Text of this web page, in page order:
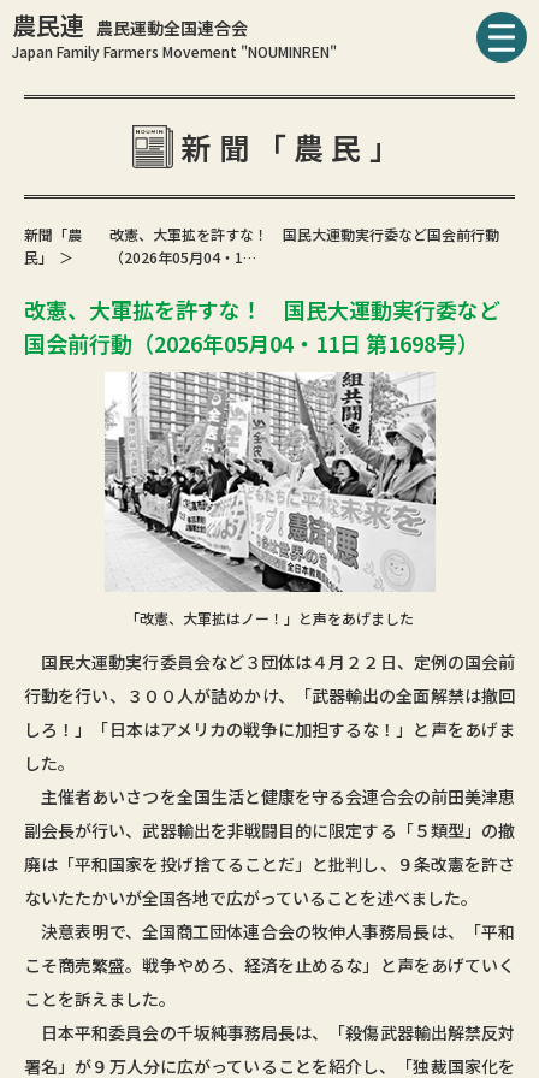
農民連 農民運動全国連合会
Japan Family Farmers Movement "NOUMINREN"
新聞「農民」
新聞「農
民」
改憲、大軍拡を許すな！ 国民大運動実行委など国会前行動
（2026年05月04・1…
改憲、大軍拡を許すな！ 国民大運動実行委など
国会前行動（2026年05月04・11日 第1698号）
「改憲、大軍拡はノー！」と声をあげました
国民大運動実行委員会など３団体は４月２２日、定例の国会前
行動を行い、３００人が詰めかけ、「武器輸出の全面解禁は撤回
しろ！」「日本はアメリカの戦争に加担するな！」と声をあげま
した。
主催者あいさつを全国生活と健康を守る会連合会の前田美津恵
副会長が行い、武器輸出を非戦闘目的に限定する「５類型」の撤
廃は「平和国家を投げ捨てることだ」と批判し、９条改憲を許さ
ないたたかいが全国各地で広がっていることを述べました。
決意表明で、全国商工団体連合会の牧伸人事務局長は、「平和
こそ商売繁盛。戦争やめろ、経済を止めるな」と声をあげていく
ことを訴えました。
日本平和委員会の千坂純事務局長は、「殺傷武器輸出解禁反対
署名」が９万人分に広がっていることを紹介し、「独裁国家化を